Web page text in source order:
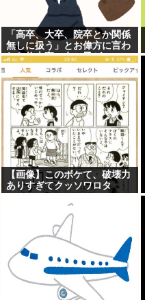
「高卒、大卒、院卒とか関係
無しに扱う」とお偉方に言わ
れた修士卒の女の子が...
【画像】このボケて、破壊力
ありすぎてクッソワロタ